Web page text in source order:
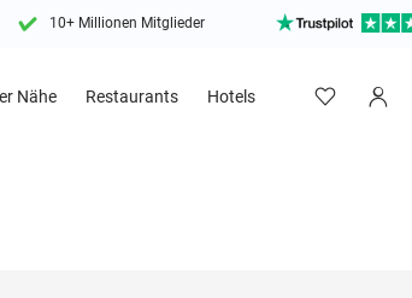
10+ Millionen Mitglieder
Nähe Restaurants Hotels